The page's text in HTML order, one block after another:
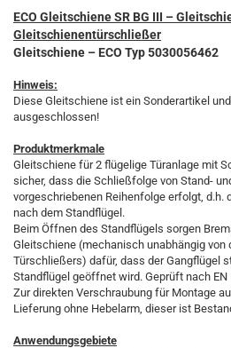
ECO Gleitschiene SR BG III –
Gleitschienentürschließer
Gleitschiene – ECO Typ 5030056462
Hinweis:
Diese Gleitschiene ist ein Sonderartikel
ausgeschlossen!
Produktmerkmale
Gleitschiene für 2 flügelige Türanlage mit
sicher, dass die Schließfolge von Stand-
vorgeschriebenen Reihenfolge erfolgt, d.h.
nach dem Standflügel.
Beim Öffnen des Standflügels sorgen
Gleitschiene (mechanisch unabhängig von
Türschließers) dafür, dass der Gangflügel
Standflügel geöffnet wird. Geprüft nach EN
Zur direkten Verschraubung für Montage
Lieferung ohne Hebelarm, dieser ist
Anwendungsgebiete